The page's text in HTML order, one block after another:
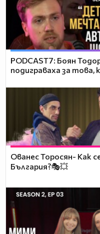
PODCAST7: ‪Боян
подиграваха за това,
Ованес Торосян- Как
България?🎭💥